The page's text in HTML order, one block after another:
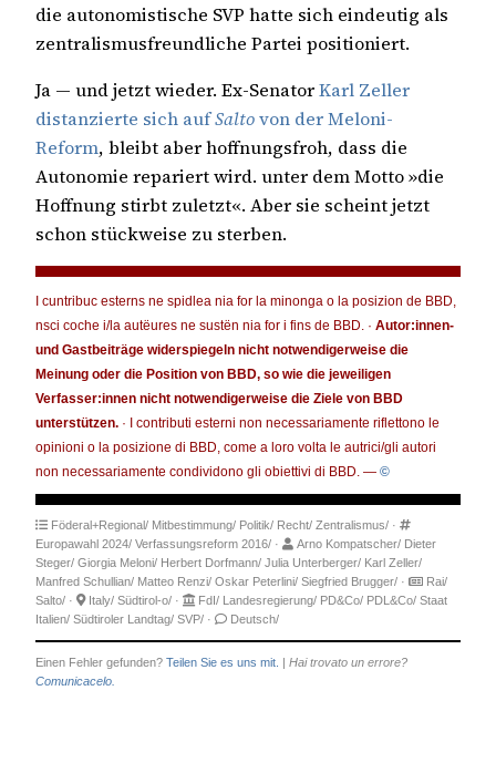
die autonomistische SVP hatte sich eindeutig als
zentralismusfreundliche Partei positioniert.
Ja — und jetzt wieder. Ex-SenatorKarl Zeller
distanzierte sich aufSaltovon der Meloni-
Reform, bleibt aber hoffnungsfroh, dass die
Autonomie repariert wird. unter dem Motto »die
Hoffnung stirbt zuletzt«. Aber sie scheint jetzt
schon stückweise zu sterben.
I cuntribuc esterns ne spidlea nia for la minonga o la posizion de BBD,
nsci coche i/la autëures ne sustën nia for i fins de BBD. · Autor:innen-
und Gastbeiträge widerspiegeln nicht notwendigerweise die
Meinung oder die Position von BBD, so wie die jeweiligen
Verfasser:innen nicht notwendigerweise die Ziele von BBD
unterstützen. · I contributi esterni non necessariamente riflettono le
opinioni o la posizione di BBD, come a loro volta le autrici/gli autori
non necessariamente condividono gli obiettivi di BBD. — ©
Föderal+Regional/ Mitbestimmung/ Politik/ Recht/ Zentralismus/ ·
Europawahl 2024/ Verfassungsreform 2016/ · Arno Kompatscher/ Dieter
Steger/ Giorgia Meloni/ Herbert Dorfmann/ Julia Unterberger/ Karl Zeller/
Manfred Schullian/ Matteo Renzi/ Oskar Peterlini/ Siegfried Brugger/ ·
Rai/
Salto/ · Italy/ Südtirol-o/ · FdI/ Landesregierung/ PD&Co/ PDL&Co/ Staat
Italien/ Südtiroler Landtag/ SVP/ · Deutsch/
Einen Fehler gefunden? Teilen Sie es uns mit.
Hai trovato un errore?
Comunicacelo.